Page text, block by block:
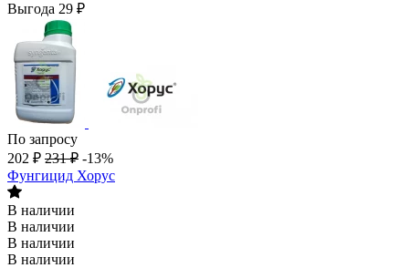
Выгода 29 ₽
По запросу
202 ₽ 231 ₽ -13%
Фунгицид Хорус
В наличии
В наличии
В наличии
В наличии